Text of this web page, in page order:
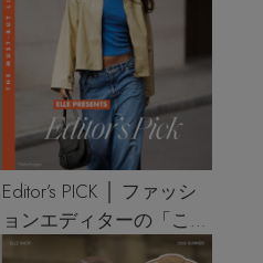
Editor’s PICK │ ファッシ
ョンエディターの「これ
買い！」リスト